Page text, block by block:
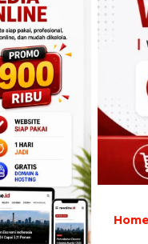
Home